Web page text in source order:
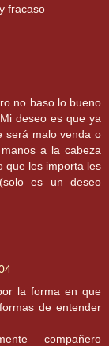
fracaso
no baso lo bueno
deseo es que ya
será malo venda o
a la cabeza
que les importa les
es un deseo
la forma en que
de entender
compañero